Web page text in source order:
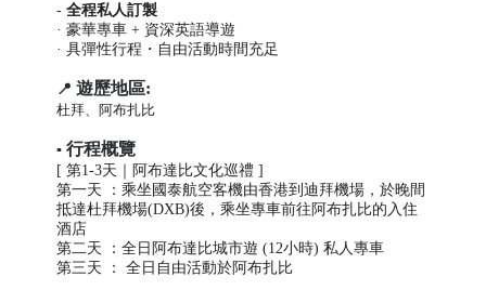
-全程私人訂製
· 豪華專車 + 資深英語導遊
· 具彈性行程・自由活動時間充足
📍 遊歷地區:
杜拜、阿布扎比
▪️行程概覽
[第1-3天｜阿布達比文化巡禮 ]
第一天 ：乘坐國泰航空客機由香港到迪拜機場，於晚間
抵達杜拜機場(DXB)後，乘坐專車前往阿布扎比的入住
酒店
第二天 ：全日阿布達比城市遊 (12小時) 私人專車
第三天 ： 全日自由活動於阿布扎比